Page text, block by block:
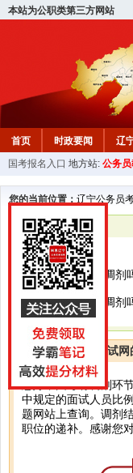
本站为公职类第三方网站
首页 时政要闻 辽
教材中心
国考报名入口 地方站: 公务
您的当前位置： 辽宁公务员
已解决
抚顺公务员
2025年国考可以调剂
2025年国考可以调剂
辽宁公务员考试网
您好，国考有调剂环
中规定的面试人员比
题网站上查询。调剂
职位的递补。感谢您